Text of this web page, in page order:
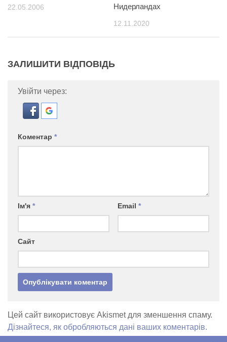
22.05.2006
Нидерландах
12.11.2020
ЗАЛИШИТИ ВІДПОВІДЬ
Увійти через:
Коментар *
Ім'я * Email *
Сайт
Цей сайт використовує Akismet для зменшення спаму.
Дізнайтеся, як обробляються дані ваших коментарів.